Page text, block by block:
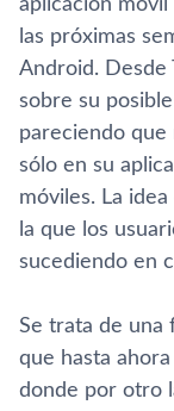
aplicación móvil
las próximas
Android. Desde
sobre su
pareciendo que
sólo en su
móviles. La
la que los
sucediendo en
Se trata de una
que hasta
donde por otro